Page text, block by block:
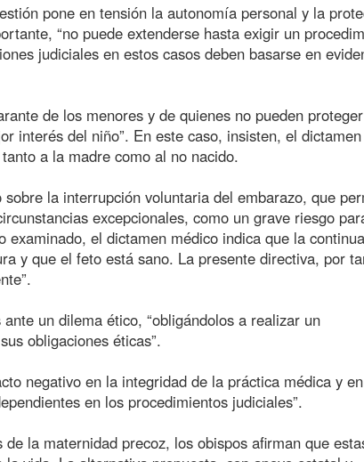
pone en tensión la autonomía personal y la
“no puede extenderse hasta exigir un
judiciales en estos casos deben basarse en
de los menores y de quienes no pueden
interés del niño”. En este caso, insisten, el dictamen
a la madre como al no nacido.
la interrupción voluntaria del embarazo, que
excepcionales, como un grave riesgo
el dictamen médico indica que la
y que el feto está sano. La presente directiva, por
un dilema ético, “obligándolos a realizar un
obligaciones éticas”.
negativo en la integridad de la práctica médica y
en los procedimientos judiciales”.
la maternidad precoz, los obispos afirman que